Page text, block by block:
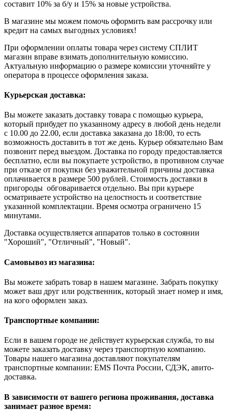
составит 10% за б/у и 15% за новые устройства.
В магазине мы можем помочь оформить вам рассрочку или
кредит на самых выгодных условиях!
При оформлении оплаты товара через систему СПЛИТ
магазин вправе взимать дополнительную комиссию.
Актуальную информацию о размере комиссии уточняйте у
оператора в процессе оформления заказа.
Курьерская доставка:
Вы можете заказать доставку товара с помощью курьера,
который прибудет по указанному адресу в любой день недели
с 10.00 до 22.00, если доставка заказана до 18:00, то есть
возможность доставить в тот же день. Курьер обязательно Вам
позвонит перед выездом. Доставка по городу предоставляется
бесплатно, если вы покупаете устройство, в противном случае
при отказе от покупки без уважительной причины доставка
оплачивается в размере 500 рублей. Стоимость доставки в
пригороды обговаривается отдельно. Вы при курьере
осматриваете устройство на целостность и соответствие
указанной комплектации. Время осмотра ограничено 15
минутами.
Доставка осуществляется аппаратов только в состоянии
"Хороший", "Отличный", "Новый".
Самовывоз из магазина:
Вы можете забрать товар в нашем магазине. Забрать покупку
может ваш друг или родственник, который знает номер и имя,
на кого оформлен заказ.
Транспортные компании:
Если в вашем городе не действует курьерская служба, то вы
можете заказать доставку через транспортную компанию.
Товары нашего магазина доставляют покупателям
транспортные компании: EMS Почта России, СДЭК, авито-
доставка.
В зависимости от вашего региона проживания, доставка
занимает разное время: